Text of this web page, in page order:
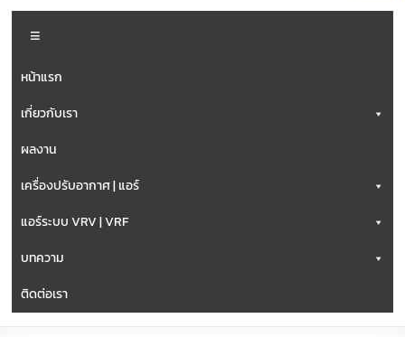
หน้าแรก
เกี่ยวกับเรา
ผลงาน
เครื่องปรับอากาศ | แอร์
แอร์ระบบ VRV | VRF
บทความ
ติดต่อเรา